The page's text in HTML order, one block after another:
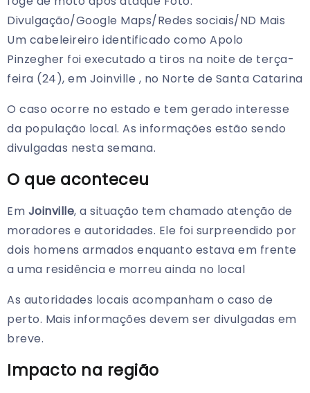
Divulgação/Google Maps/Redes sociais/ND Mais
Um cabeleireiro identificado como Apolo
Pinzegher foi executado a tiros na noite de terça-
feira (24), em Joinville , no Norte de Santa Catarina
O caso ocorre no estado e tem gerado interesse
da população local. As informações estão sendo
divulgadas nesta semana.
O que aconteceu
Em Joinville, a situação tem chamado atenção de
moradores e autoridades. Ele foi surpreendido por
dois homens armados enquanto estava em frente
a uma residência e morreu ainda no local
As autoridades locais acompanham o caso de
perto. Mais informações devem ser divulgadas em
breve.
Impacto na região